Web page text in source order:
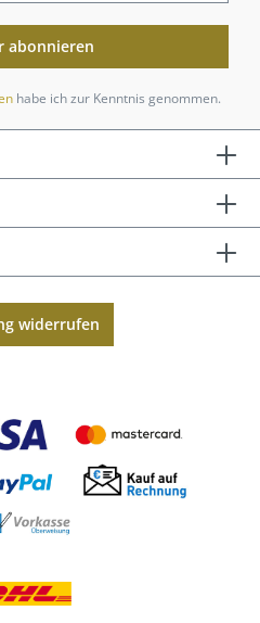
abonnieren
habe ich zur Kenntnis genommen.
widerrufen